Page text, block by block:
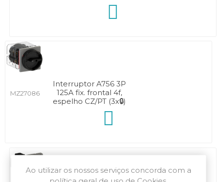
MZ27086
Interruptor A756 3P
125A fix. frontal 4f,
espelho CZ/PT (3x🔒)
Ao utilizar os nossos serviços concorda com a